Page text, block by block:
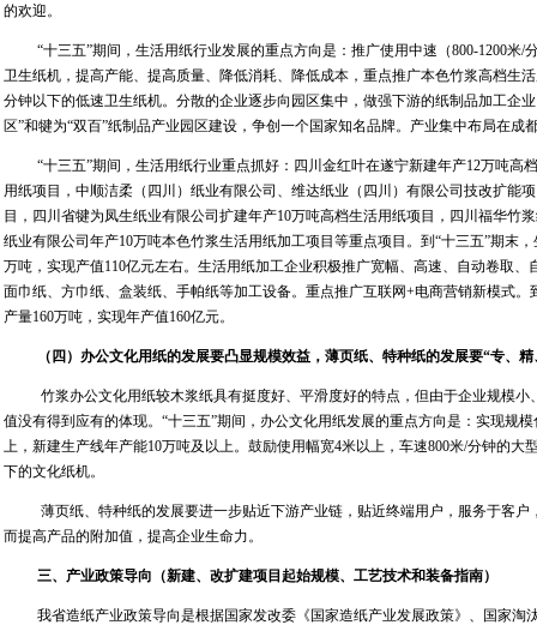
的欢迎。
“十三五”期间，生活用纸行业发展的重点方向是：推广使用中速（800-1200米/
卫生纸机，提高产能、提高质量、降低消耗、降低成本，重点推广本色竹浆高档生
分钟以下的低速卫生纸机。分散的企业逐步向园区集中，做强下游的纸制品加工企
区”和犍为“双百”纸制品产业园区建设，争创一个国家知名品牌。产业集中布局在成
“十三五”期间，生活用纸行业重点抓好：四川金红叶在遂宁新建年产12万吨高
用纸项目，中顺洁柔（四川）纸业有限公司、维达纸业（四川）有限公司技改扩能
目，四川省犍为凤生纸业有限公司扩建年产10万吨高档生活用纸项目，四川福华竹
纸业有限公司年产10万吨本色竹浆生活用纸加工项目等重点项目。到“十三五”期末
万吨，实现产值110亿元左右。生活用纸加工企业积极推广宽幅、高速、自动卷取
面巾纸、方巾纸、盒装纸、手帕纸等加工设备。重点推广互联网+电商营销新模式。
产量160万吨，实现年产值160亿元。
（四）办公文化用纸的发展要凸显规模效益，薄页纸、特种纸的发展要“专、
竹浆办公文化用纸较木浆纸具有挺度好、平滑度好的特点，但由于企业规模
值没有得到应有的体现。“十三五”期间，办公文化用纸发展的重点方向是：实现规
上，新建生产线年产能10万吨及以上。鼓励使用幅宽4米以上，车速800米/分钟的大
下的文化纸机。
薄页纸、特种纸的发展要进一步贴近下游产业链，贴近终端用户，服务于客
而提高产品的附加值，提高企业生命力。
三、产业政策导向（新建、改扩建项目起始规模、工艺技术和装备指南）
我省造纸产业政策导向是根据国家发改委《国家造纸产业发展政策》、国家